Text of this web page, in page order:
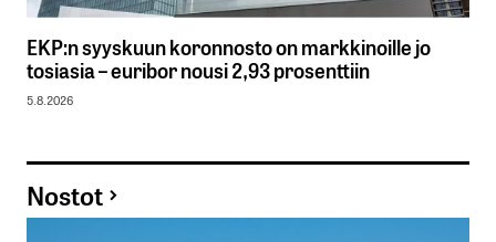
EKP:n syyskuun koronnosto on markkinoille jo
tosiasia – euribor nousi 2,93 prosenttiin
5.8.2026
Nostot